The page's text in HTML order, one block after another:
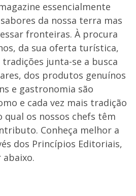
essencialmente
da nossa terra mas
fronteiras. À procura
da sua oferta turística,
junta-se a busca
dos produtos genuínos
e gastronomia são
e cada vez mais tradição
qual os nossos chefs têm
Conheça melhor a
dos Princípios Editoriais,